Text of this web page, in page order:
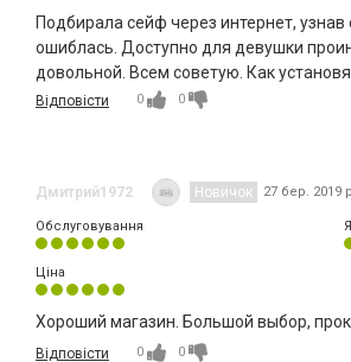
Подбирала сейф через интернет,
ошиблась. Доступно для девушки
довольной. Всем советую. Как
Відповісти 0 0
Дмитрий1972 Новичок 27 бер. 2019
Обслуговування
Ціна
Хороший магазин. Большой выбор,
Відповісти 0 0